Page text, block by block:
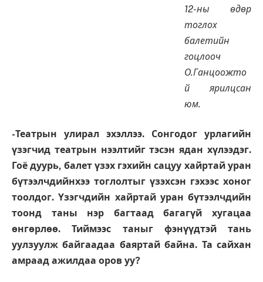
12-ны өдөр
тоглох
балетийн
гоцлооч
О.Ганцоожто
й ярилцсан
юм.
-Театрын улирал эхэллээ. Сонгодог урлагийн
үзэгчид театрын нээлтийг тэсэн ядан хүлээдэг.
Гоё дуурь, балет үзэх гэхийн сацуу хайртай уран
бүтээлчдийнхээ тоглолтыг үзэхсэн гэхээс хоног
тоолдог. Үзэгчдийн хайртай уран бүтээлчдийн
тоонд таны нэр багтаад багагүй хугацаа
өнгөрлөө. Тиймээс таныг фэнүүдтэй тань
уулзуулж байгаадаа баяртай байна. Та сайхан
амраад ажилдаа оров уу?